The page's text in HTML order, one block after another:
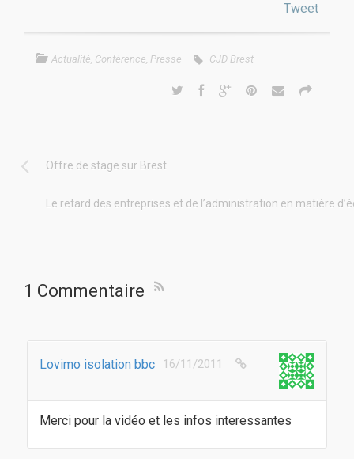
Tweet
Actualité, Conférence, Presse CJD Brest
Offre de stage sur Brest
Le retard des entreprises et de l’administration en matière
1 Commentaire
Lovimo isolation bbc 16/11/2011
Merci pour la vidéo et les infos interessantes